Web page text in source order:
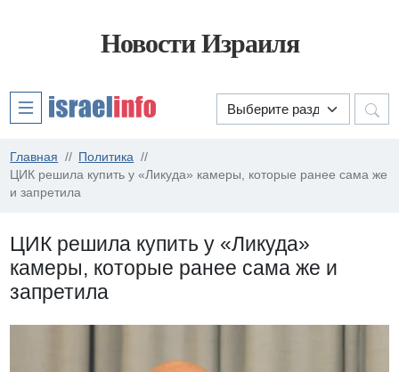
Новости Израиля
Главная
Политика
ЦИК решила купить у «Ликуда» камеры, которые ранее сама же
и запретила
ЦИК решила купить у «Ликуда»
камеры, которые ранее сама же и
запретила